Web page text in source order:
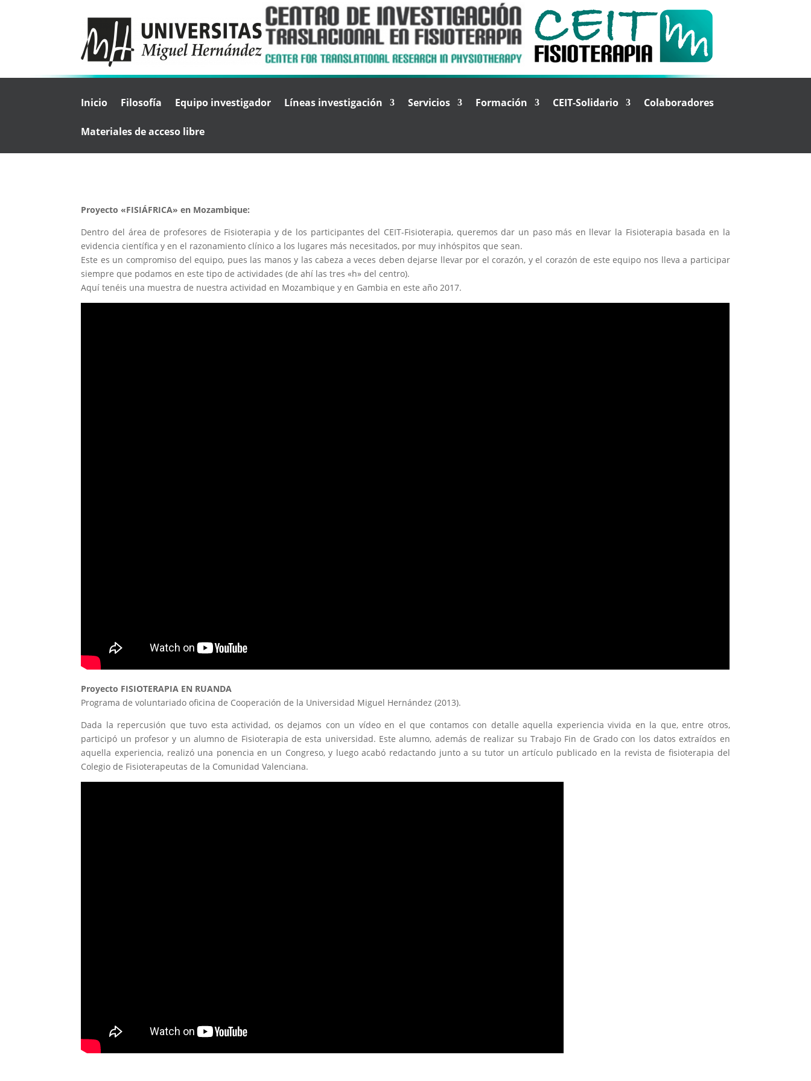
Inicio Filosofía Equipo investigador Líneas investigación Servicios Formación CEIT-Solidario Colaboradores
Materiales de acceso libre
Proyecto «FISIÁFRICA» en Mozambique:
Dentro del área de profesores de Fisioterapia y de los participantes del CEIT-Fisioterapia, queremos dar un paso más en llevar la Fisioterapia basada en la
evidencia científica y en el razonamiento clínico a los lugares más necesitados, por muy inhóspitos que sean.
Este es un compromiso del equipo, pues las manos y las cabeza a veces deben dejarse llevar por el corazón, y el corazón de este equipo nos lleva a participar
siempre que podamos en este tipo de actividades (de ahí las tres «h» del centro).
Aquí tenéis una muestra de nuestra actividad en Mozambique y en Gambia en este año 2017.
Proyecto FISIOTERAPIA EN RUANDA
Programa de voluntariado oficina de Cooperación de la Universidad Miguel Hernández (2013).
Dada la repercusión que tuvo esta actividad, os dejamos con un vídeo en el que contamos con detalle aquella experiencia vivida en la que, entre otros,
participó un profesor y un alumno de Fisioterapia de esta universidad. Este alumno, además de realizar su Trabajo Fin de Grado con los datos extraídos en
aquella experiencia, realizó una ponencia en un Congreso, y luego acabó redactando junto a su tutor un artículo publicado en la revista de fisioterapia del
Colegio de Fisioterapeutas de la Comunidad Valenciana.